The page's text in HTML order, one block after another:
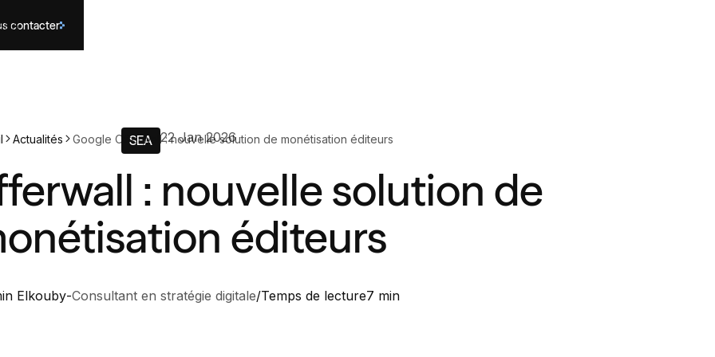
IA
contacter
Actualités Google Offerwall : nouvelle solution de monétisation éditeurs
SEA 22 Jan 2026
: nouvelle solution de
éditeurs
Elkouby-Consultant en stratégie digitale/Temps de lecture7 min